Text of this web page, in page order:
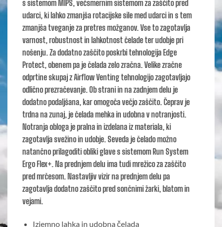
s sistemom MIPS, večsmernim sistemom za zaščito pred
udarci, ki lahko zmanjša rotacijske sile med udarci in s tem
zmanjša tveganje za pretres možganov. Vse to zagotavlja
varnost, robustnost in lahkotnost čelade ter udobje pri
nošenju. Za dodatno zaščito poskrbi tehnologija Edge
Protect, obenem pa je čelada zelo zračna. Velike zračne
odprtine skupaj z Airflow Venting tehnologijo zagotavljajo
odlično prezračevanje. Ob strani in na zadnjem delu je
dodatno podaljšana, kar omogoča večjo zaščito. Čeprav je
trdna na zunaj, je čelada mehka in udobna v notranjosti.
Notranja obloga je pralna in izdelana iz materiala, ki
zagotavlja svežino in udobje. Seveda je čelado možno
natančno prilagoditi obliki glave s sistemom Run System
Ergo Flex+. Na prednjem delu ima tudi mrežico za zaščito
pred mrčesom. Nastavljiv vizir na prednjem delu pa
zagotavlja dodatno zaščito pred sončnimi žarki, blatom in
vejami.
Izjemno lahka in udobna čelada